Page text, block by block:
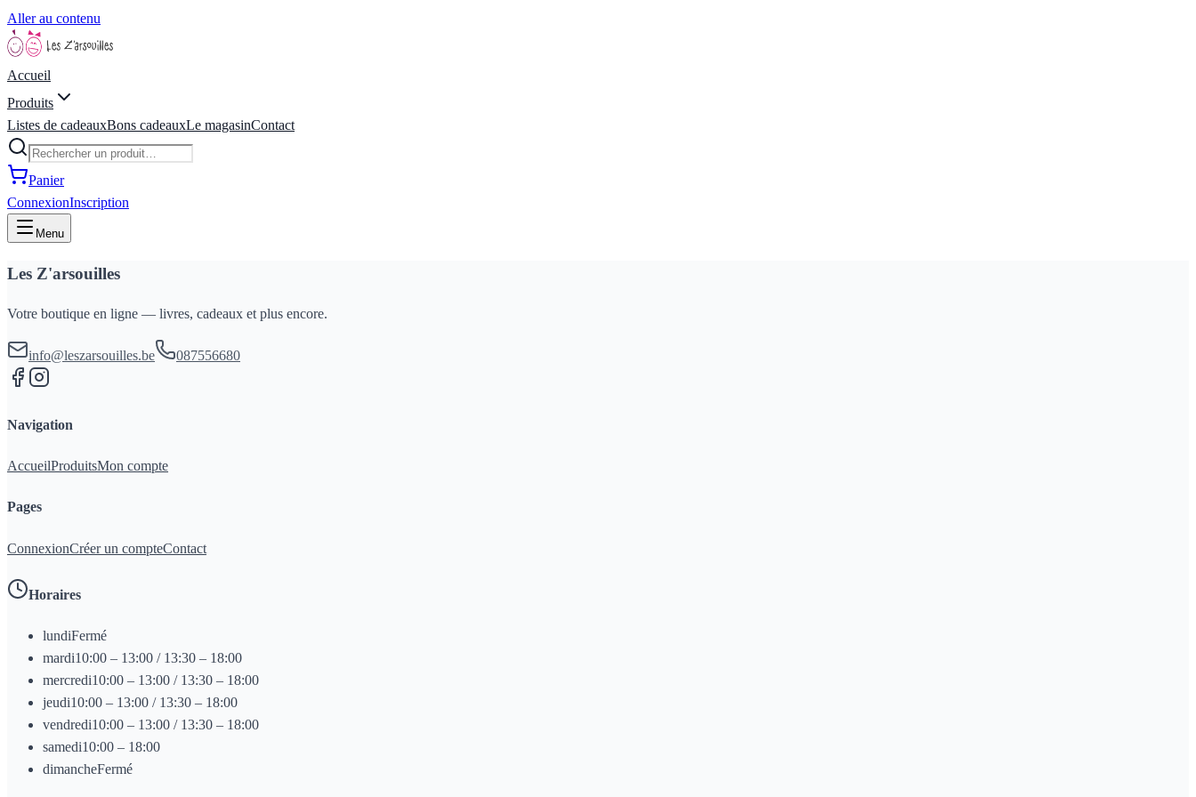
Aller au contenu
Accueil
Produits
Listes de cadeauxBons cadeauxLe magasinContact
Panier
ConnexionInscription
Menu
Les Z'arsouilles
Votre boutique en ligne — livres, cadeaux et plus encore.
info@leszarsouilles.be 087556680
Navigation
AccueilProduitsMon compte
Pages
ConnexionCréer un compteContact
Horaires
lundiFermé
mardi10:00 – 13:00 / 13:30 – 18:00
mercredi10:00 – 13:00 / 13:30 – 18:00
jeudi10:00 – 13:00 / 13:30 – 18:00
vendredi10:00 – 13:00 / 13:30 – 18:00
samedi10:00 – 18:00
dimancheFermé